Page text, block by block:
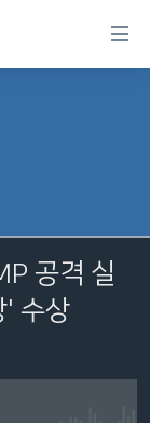
공격 실
' 수상